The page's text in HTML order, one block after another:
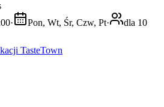
· Pon, Wt, Śr, Czw, Pt·
dla 10
TasteTown